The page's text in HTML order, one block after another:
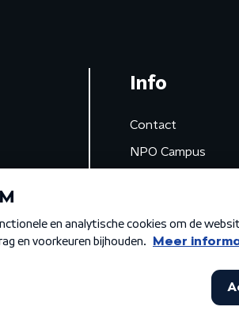
Info
Contact
NPO Campus
Privacybeleid